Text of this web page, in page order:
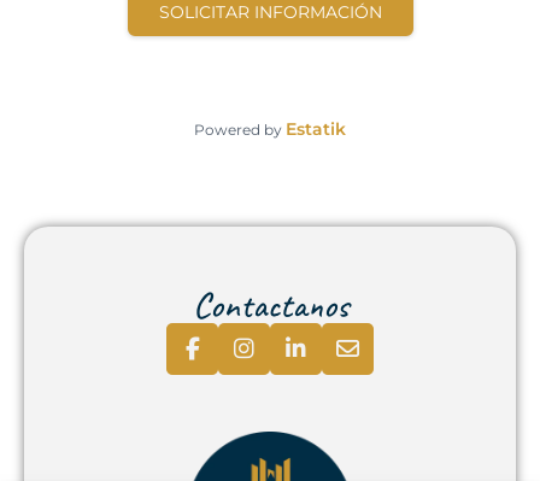
SOLICITAR INFORMACIÓN
Powered by Estatik
Contactanos